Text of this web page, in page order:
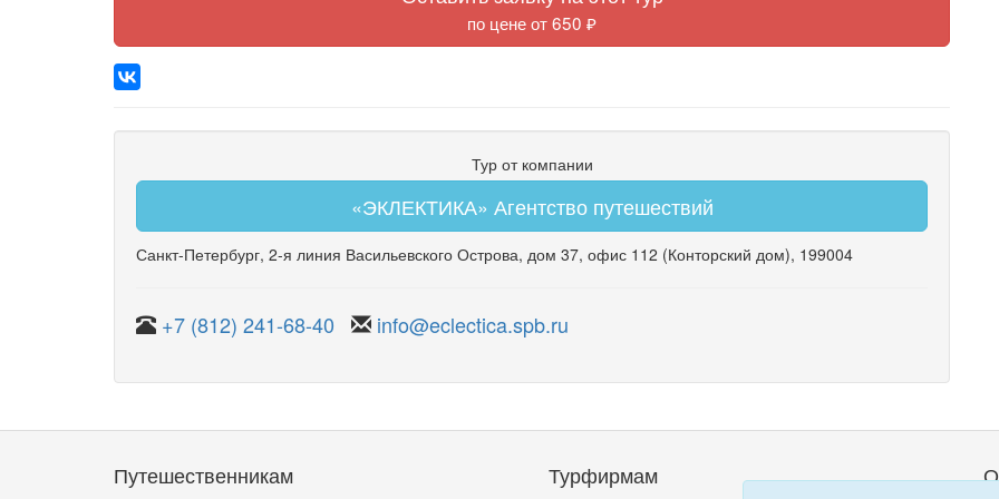
по цене от 650 ₽
Тур от компании
«ЭКЛЕКТИКА» Агентство путешествий
Санкт-Петербург, 2-я линия Васильевского Острова, дом 37, офис 112 (Конторский дом), 199004
+7 (812) 241-68-40 info@eclectica.spb.ru
Путешественникам Турфирмам